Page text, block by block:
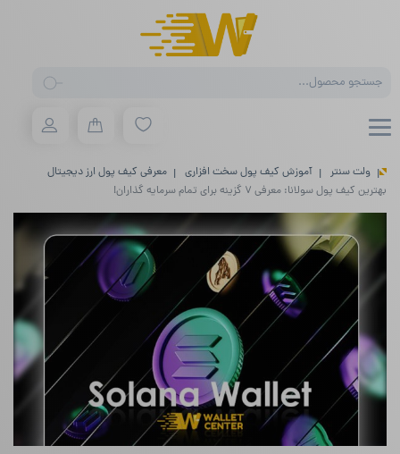
search
ولت سنتر آموزش کیف پول سخت افزاری
معرفی کیف پول ارز دیجیتال
بهترین کیف پول سولانا: معرفی ۷ گزینه برای تمام سرمایه گذاران!